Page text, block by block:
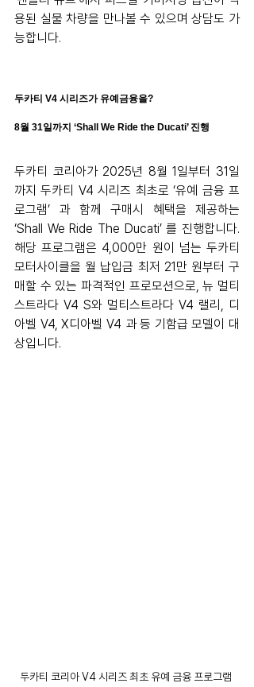
용된 실물 차량을 만나볼 수 있으며 상담도 가
능합니다.
두카티 V4 시리즈가 유예금융을?
8월 31일까지 ‘Shall We Ride the Ducati’ 진행
두카티 코리아가 2025년 8월 1일부터 31일
까지 두카티 V4 시리즈 최초로 ‘유예 금융 프
로그램’ 과 함께 구매시 혜택을 제공하는
‘Shall We Ride The Ducati’ 를 진행합니다.
해당 프로그램은 4,000만 원이 넘는 두카티
모터사이클을 월 납입금 최저 21만 원부터 구
매할 수 있는 파격적인 프로모션으로, 뉴 멀티
스트라다 V4 S와 멀티스트라다 V4 랠리, 디
아벨 V4, X디아벨 V4 과 등 기함급 모델이 대
상입니다.
두카티 코리아 V4 시리즈 최초 유예 금융 프로그램